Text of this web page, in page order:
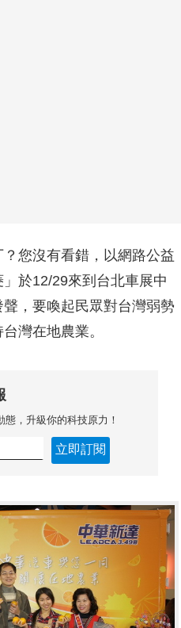
您沒有看錯，以網路公益
於12/29來到台北車展中
，要喚起民眾對台灣弱勢
灣在地農業。
，升級你的科技原力！
立即訂閱